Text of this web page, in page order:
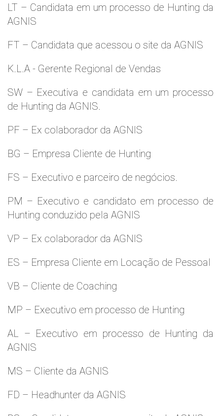
LT – Candidata em um processo de Hunting da
AGNIS
FT – Candidata que acessou o site da AGNIS
K.L.A - Gerente Regional de Vendas
SW – Executiva e candidata em um processo
de Hunting da AGNIS.
PF – Ex colaborador da AGNIS
BG – Empresa Cliente de Hunting
FS – Executivo e parceiro de negócios.
PM – Executivo e candidato em processo de
Hunting conduzido pela AGNIS
VP – Ex colaborador da AGNIS
ES – Empresa Cliente em Locação de Pessoal
VB – Cliente de Coaching
MP – Executivo em processo de Hunting
AL – Executivo em processo de Hunting da
AGNIS
MS – Cliente da AGNIS
FD – Headhunter da AGNIS